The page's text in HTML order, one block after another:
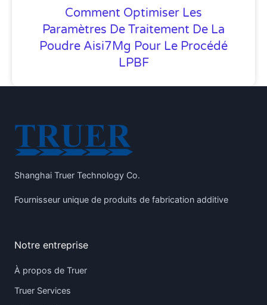
Comment Optimiser Les
Paramètres De Traitement De La
Poudre Aisi7Mg Pour Le Procédé
LPBF
Shanghai Truer Technology Co.
Fournisseur unique de produits de fabrication additive
Notre entreprise
À propos de Truer
Truer Services